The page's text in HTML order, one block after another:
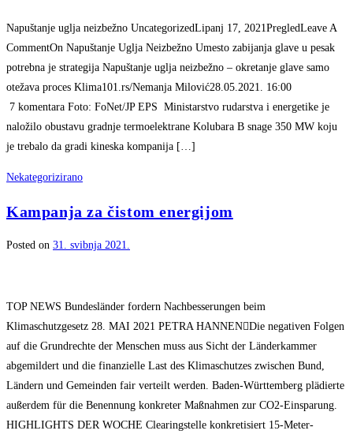
Napuštanje uglja neizbežno UncategorizedLipanj 17, 2021PregledLeave A
CommentOn Napuštanje Uglja Neizbežno Umesto zabijanja glave u pesak
potrebna je strategija Napuštanje uglja neizbežno – okretanje glave samo
otežava proces Klima101.rs/Nemanja Milović28.05.2021. 16:00
7 komentara Foto: FoNet/JP EPS Ministarstvo rudarstva i energetike je
naložilo obustavu gradnje termoelektrane Kolubara B snage 350 MW koju
je trebalo da gradi kineska kompanija […]
Nekategorizirano
Kampanja za čistom energijom
Posted on 31. svibnja 2021.
TOP NEWS Bundesländer fordern Nachbesserungen beim
Klimaschutzgesetz 28. MAI 2021 PETRA HANNENDie negativen Folgen
auf die Grundrechte der Menschen muss aus Sicht der Länderkammer
abgemildert und die finanzielle Last des Klimaschutzes zwischen Bund,
Ländern und Gemeinden fair verteilt werden. Baden-Württemberg plädierte
außerdem für die Benennung konkreter Maßnahmen zur CO2-Einsparung.
HIGHLIGHTS DER WOCHE Clearingstelle konkretisiert 15-Meter-